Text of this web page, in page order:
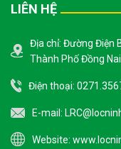
LIÊN HỆ
Địa chỉ: Đường Điện
Thành Phố Đồng Nai
Điện thoại:
E-mail:
Website: